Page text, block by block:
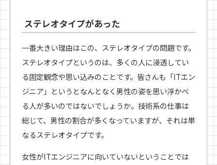
ステレオタイプがあった
一番大きい理由はこの、ステレオタイプの問題です。
ステレオタイプというのは、多くの人に浸透してい
る固定観念や思い込みのことです。皆さんも「ITエン
ジニア」というとなんとなく男性の姿を思い浮かべ
る人が多いのではないでしょうか。技術系の仕事は
総じて、男性の割合が多くなっていますが、それは単
なるステレオタイプです。
女性がITエンジニアに向いていないということでは